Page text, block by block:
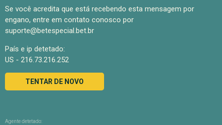
Se você acredita que está recebendo esta mensagem por
engano, entre em contato conosco por
suporte@betespecial.bet.br
País e ip detetado:
US - 216.73.216.252
TENTAR DE NOVO
Agente detetado: